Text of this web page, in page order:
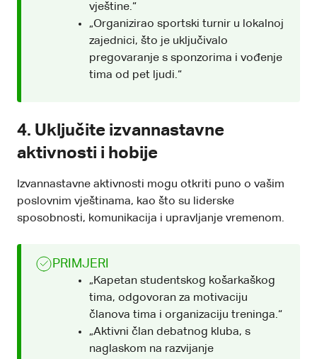
vještine.“
„Organizirao sportski turnir u lokalnoj
zajednici, što je uključivalo
pregovaranje s sponzorima i vođenje
tima od pet ljudi.“
4. Uključite izvannastavne
aktivnosti i hobije
Izvannastavne aktivnosti mogu otkriti puno o vašim
poslovnim vještinama, kao što su liderske
sposobnosti, komunikacija i upravljanje vremenom.
PRIMJERI
„Kapetan studentskog košarkaškog
tima, odgovoran za motivaciju
članova tima i organizaciju treninga.“
„Aktivni član debatnog kluba, s
naglaskom na razvijanje